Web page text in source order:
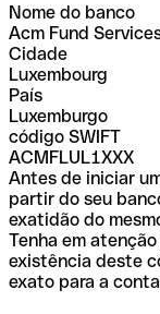
Nome do banco
Acm Fund
Cidade
Luxembourg
País
Luxemburgo
código SWIFT
ACMFLUL1XXX
Antes de iniciar
partir do seu
exatidão do
Tenha em
existência deste
exato para a